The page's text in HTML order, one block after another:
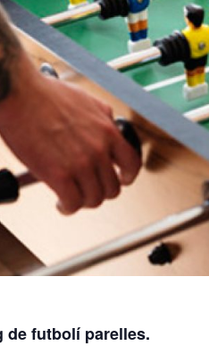
de futbolí parelles.